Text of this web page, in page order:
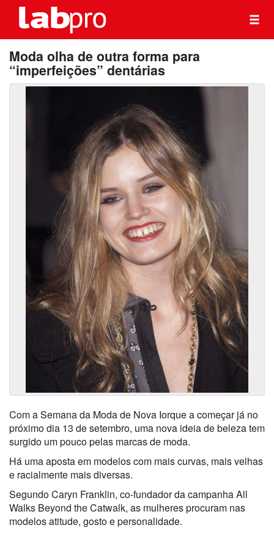
Moda olha de outra forma para
“imperfeições” dentárias
Com a Semana da Moda de Nova Iorque a começar já no
próximo dia 13 de setembro, uma nova ideia de beleza tem
surgido um pouco pelas marcas de moda.
Há uma aposta em modelos com mais curvas, mais velhas
e racialmente mais diversas.
Segundo Caryn Franklin, co-fundador da campanha All
Walks Beyond the Catwalk, as mulheres procuram nas
modelos atitude, gosto e personalidade.